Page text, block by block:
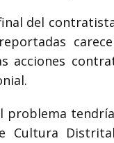
del
acciones
problema
Cultura